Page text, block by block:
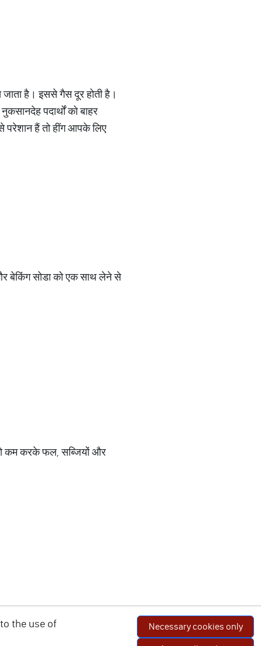
जाता है। इससे गैस दूर होती है।
पदार्थों को बाहर
हैं तो हींग आपके लिए
बेकिंग सोडा को एक साथ लेने से
कम करके फल, सब्जियों और
the use of
Necessary cookies only